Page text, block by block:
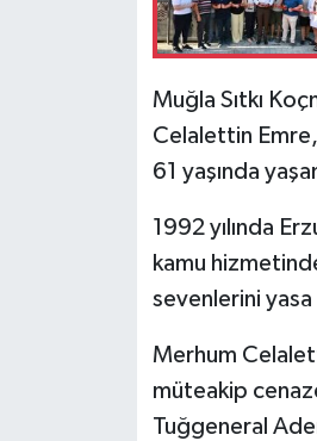
Muğla Sıtkı
Celalettin
61 yaşında
1992 yılında
kamu
sevenlerini
Merhum
müteakip
Tuğgeneral
İş Dünyası
Jandarma
MAGAZİN
POLİTİKA